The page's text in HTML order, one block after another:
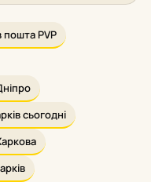
пошта PVP
сьогодні